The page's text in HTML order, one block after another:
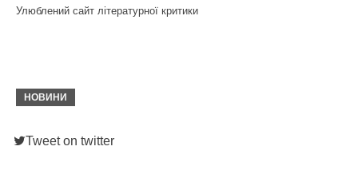
Улюблений сайт літературної критики
НОВИНИ
Tweet on twitter